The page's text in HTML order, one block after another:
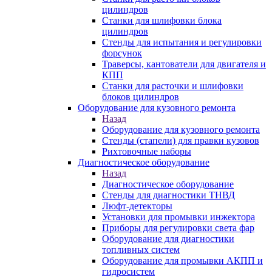
цилиндров
Станки для шлифовки блока
цилиндров
Стенды для испытания и регулировки
форсунок
Траверсы, кантователи для двигателя и
КПП
Станки для расточки и шлифовки
блоков цилиндров
Оборудование для кузовного ремонта
Назад
Оборудование для кузовного ремонта
Стенды (стапели) для правки кузовов
Рихтовочные наборы
Диагностическое оборудование
Назад
Диагностическое оборудование
Стенды для диагностики ТНВД
Люфт-детекторы
Установки для промывки инжектора
Приборы для регулировки света фар
Оборудование для диагностики
топливных систем
Оборудование для промывки АКПП и
гидросистем